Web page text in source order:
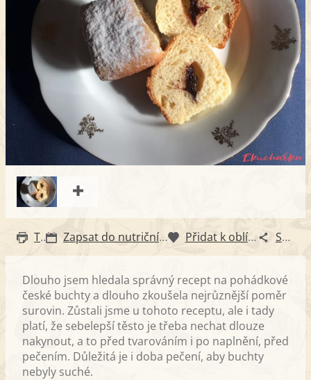
Tisk Zapsat do nutričního diáře Přidat k oblíbeným Sdílet
Dlouho jsem hledala správný recept na pohádkové
české buchty a dlouho zkoušela nejrůznější poměr
surovin. Zůstali jsme u tohoto receptu, ale i tady
platí, že sebelepší těsto je třeba nechat dlouze
nakynout, a to před tvarováním i po naplnění, před
pečením. Důležitá je i doba pečení, aby buchty
nebyly suché.